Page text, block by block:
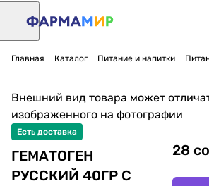
Главная Каталог Питание и напитки
Внешний вид товара может
изображенного на фотографии
Есть доставка
ГЕМАТОГЕН
РУССКИЙ 40ГР С
28